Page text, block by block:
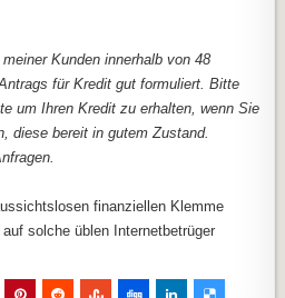
Kunden innerhalb von 48
für Kredit gut formuliert. Bitte
um Ihren Kredit zu erhalten, wenn Sie
diese bereit in gutem Zustand.
finanziellen Klemme
solche üblen Internetbetrüger